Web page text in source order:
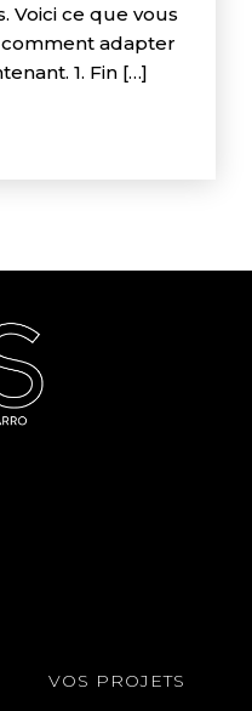
Voici ce que vous
adapter
1. Fin […]
VOS PROJETS